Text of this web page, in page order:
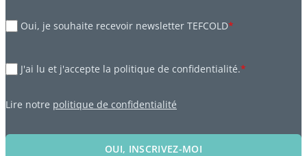
Oui, je souhaite recevoir newsletter TEFCOLD*
J'ai lu et j'accepte la politique de confidentialité.*
Lire notre politique de confidentialité
OUI, INSCRIVEZ-MOI